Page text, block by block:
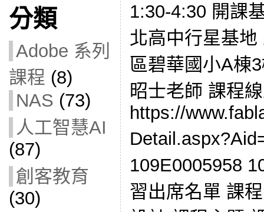
分類
Adobe 系列
課程 (8)
NAS (73)
人工智慧AI
(87)
創客教育
(30)
1:30-4:30 開課
北高中行星基
區碧華國小A棟
昭士老師 課程
https://
109E0005958
習出席名單 課